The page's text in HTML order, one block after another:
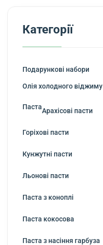
Категорії
Подарункові набори
Олія холодного віджиму
ПастаАрахісові пасти
Горіхові пасти
Кунжутні пасти
Льонові пасти
Паста з коноплі
Паста кокосова
Паста з насіння гарбуза